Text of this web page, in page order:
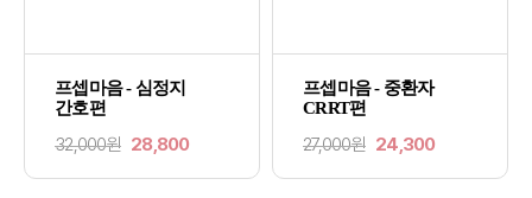
프셉마음 - 심정지
간호편
32,000원 28,800
프셉마음 - 중환자
CRRT편
27,000원 24,300